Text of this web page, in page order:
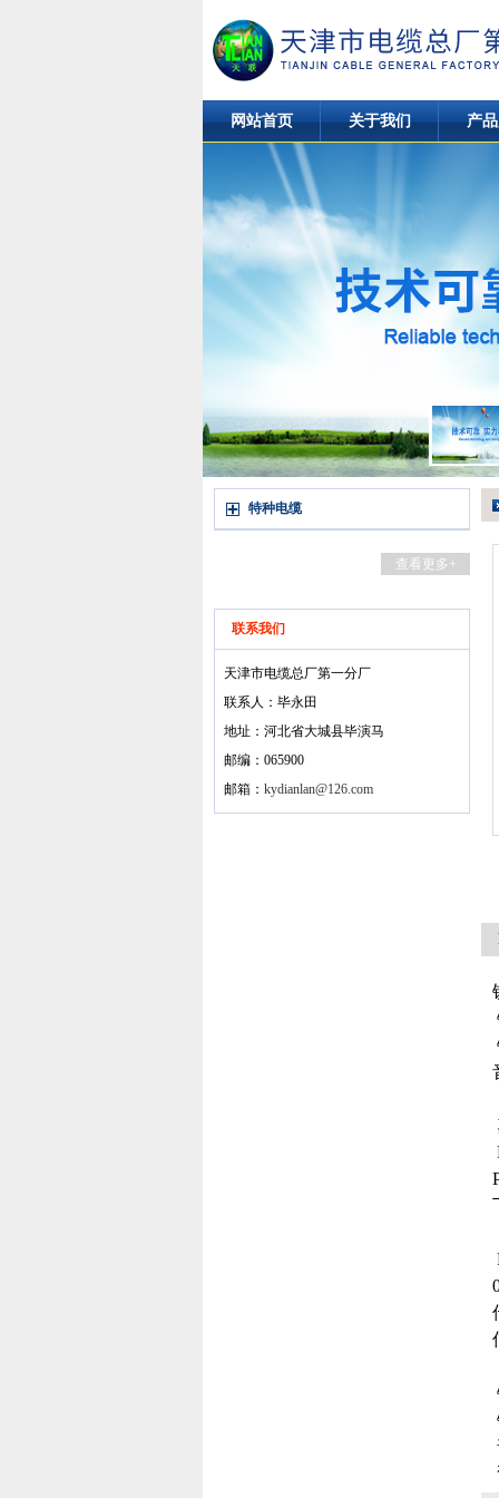
网站首页 关于我们 产
特种电缆
查看更多+
联系我们
天津市电缆总厂第一分厂
联系人：毕永田
地址：河北省大城县毕演马
邮编：065900
邮箱： kydianlan@126.com